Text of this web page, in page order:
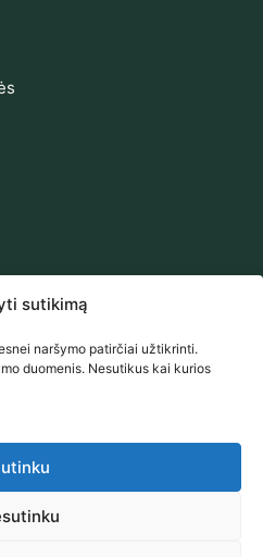
sutikimą
naršymo patirčiai užtikrinti.
duomenis. Nesutikus kai kurios
ir patarimus tiesiai į el.
Prenumeruoti